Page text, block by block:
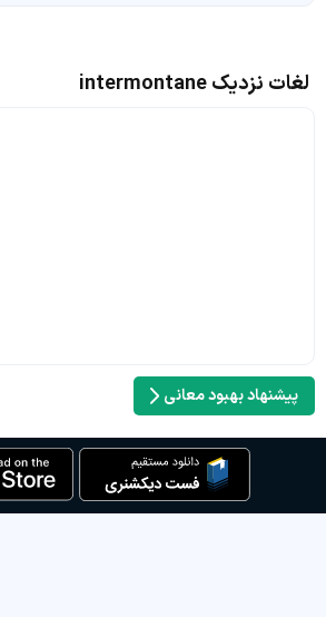
لغات نزدیک intermontane
پیشنهاد بهبود معانی